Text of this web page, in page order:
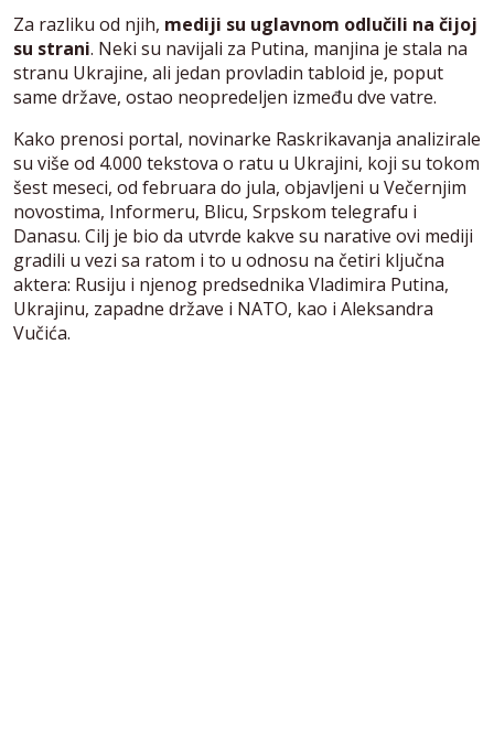
Za razliku od njih, mediji su uglavnom odlučili na čijoj
su strani. Neki su navijali za Putina, manjina je stala na
stranu Ukrajine, ali jedan provladin tabloid je, poput
same države, ostao neopredeljen između dve vatre.
Kako prenosi portal, novinarke Raskrikavanja analizirale
su više od 4.000 tekstova o ratu u Ukrajini, koji su tokom
šest meseci, od februara do jula, objavljeni u Večernjim
novostima, Informeru, Blicu, Srpskom telegrafu i
Danasu. Cilj je bio da utvrde kakve su narative ovi mediji
gradili u vezi sa ratom i to u odnosu na četiri ključna
aktera: Rusiju i njenog predsednika Vladimira Putina,
Ukrajinu, zapadne države i NATO, kao i Aleksandra
Vučića.